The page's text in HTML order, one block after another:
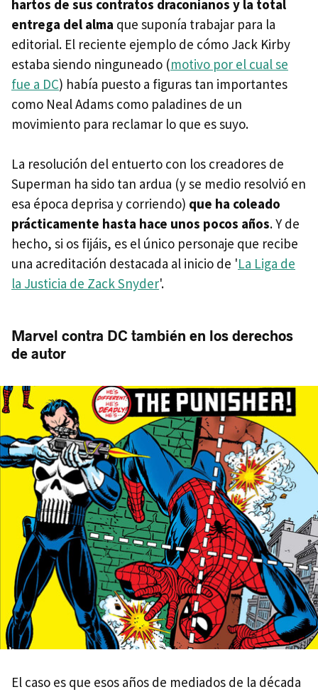
hartos de sus contratos draconianos y la total
entrega del alma que suponía trabajar para la
editorial. El reciente ejemplo de cómo Jack Kirby
estaba siendo ninguneado (motivo por el cual se
fue a DC) había puesto a figuras tan importantes
como Neal Adams como paladines de un
movimiento para reclamar lo que es suyo.
La resolución del entuerto con los creadores de
Superman ha sido tan ardua (y se medio resolvió en
esa época deprisa y corriendo) que ha coleado
prácticamente hasta hace unos pocos años. Y de
hecho, si os fijáis, es el único personaje que recibe
una acreditación destacada al inicio de 'La Liga de
la Justicia de Zack Snyder'.
Marvel contra DC también en los derechos
de autor
El caso es que esos años de mediados de la década